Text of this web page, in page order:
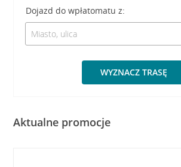
Dojazd do wpłatomatu z:
WYZNACZ TRASĘ
Aktualne promocje